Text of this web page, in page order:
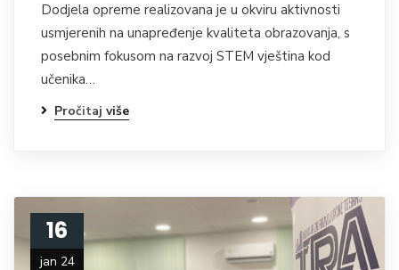
Dodjela opreme realizovana je u okviru aktivnosti
usmjerenih na unapređenje kvaliteta obrazovanja, s
posebnim fokusom na razvoj STEM vještina kod
učenika…
Pročitaj više
16
jan 24